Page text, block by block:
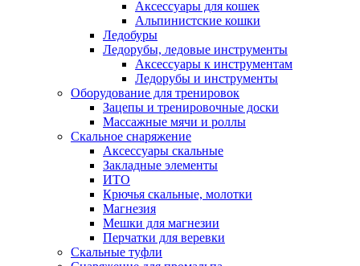
Аксессуары для кошек
Альпинистские кошки
Ледобуры
Ледорубы, ледовые инструменты
Аксессуары к инструментам
Ледорубы и инструменты
Оборудование для тренировок
Зацепы и тренировочные доски
Массажные мячи и роллы
Скальное снаряжение
Аксессуары скальные
Закладные элементы
ИТО
Крючья скальные, молотки
Магнезия
Мешки для магнезии
Перчатки для веревки
Скальные туфли